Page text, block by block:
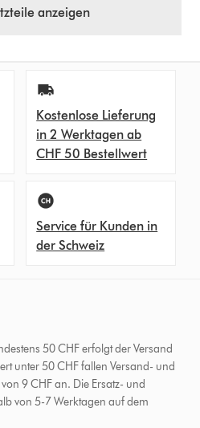
anzeigen
Kostenlose Lieferung
in 2 Werktagen ab
CHF 50 Bestellwert
Service für Kunden in
der Schweiz
50 CHF erfolgt der Versand
unter 50 CHF fallen Versand- und
9 CHF an. Die Ersatz- und
von 5-7 Werktagen auf dem